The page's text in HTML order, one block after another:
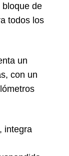
bloque de
todos los
un
con un
integra